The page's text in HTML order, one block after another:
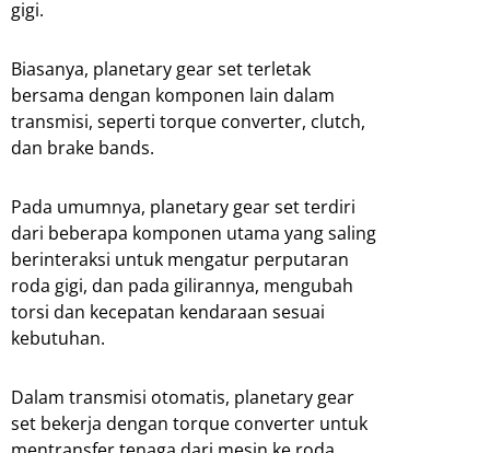
gigi.
Biasanya, planetary gear set terletak
bersama dengan komponen lain dalam
transmisi, seperti torque converter, clutch,
dan brake bands.
Pada umumnya, planetary gear set terdiri
dari beberapa komponen utama yang saling
berinteraksi untuk mengatur perputaran
roda gigi, dan pada gilirannya, mengubah
torsi dan kecepatan kendaraan sesuai
kebutuhan.
Dalam transmisi otomatis, planetary gear
set bekerja dengan torque converter untuk